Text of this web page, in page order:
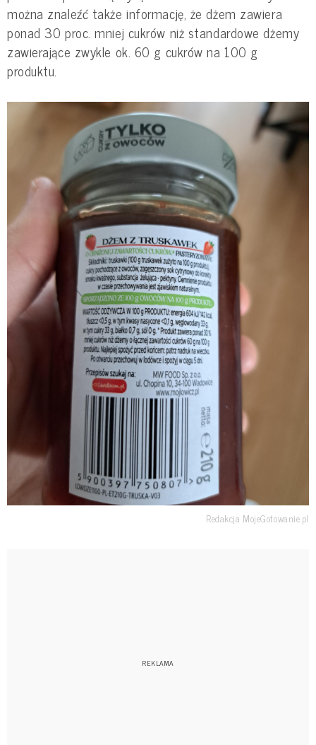
można znaleźć także informację, że dżem zawiera
ponad 30 proc. mniej cukrów niż standardowe dżemy
zawierające zwykle ok. 60 g cukrów na 100 g
produktu.
Redakcja MojeGotowanie.pl